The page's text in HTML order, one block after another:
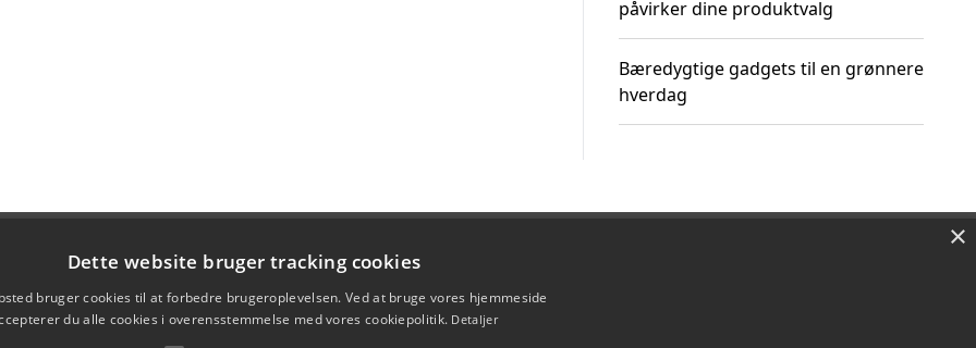
påvirker dine produktvalg
Bæredygtige gadgets til en grønnere
hverdag
×
Dette website bruger tracking cookies
bruger cookies til at forbedre brugeroplevelsen. Ved at bruge vores hjemmeside
du alle cookies i overensstemmelse med vores cookiepolitik. Detaljer